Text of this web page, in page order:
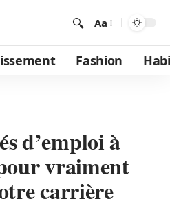
Aa
Fashion
d’emploi à
vraiment
carrière